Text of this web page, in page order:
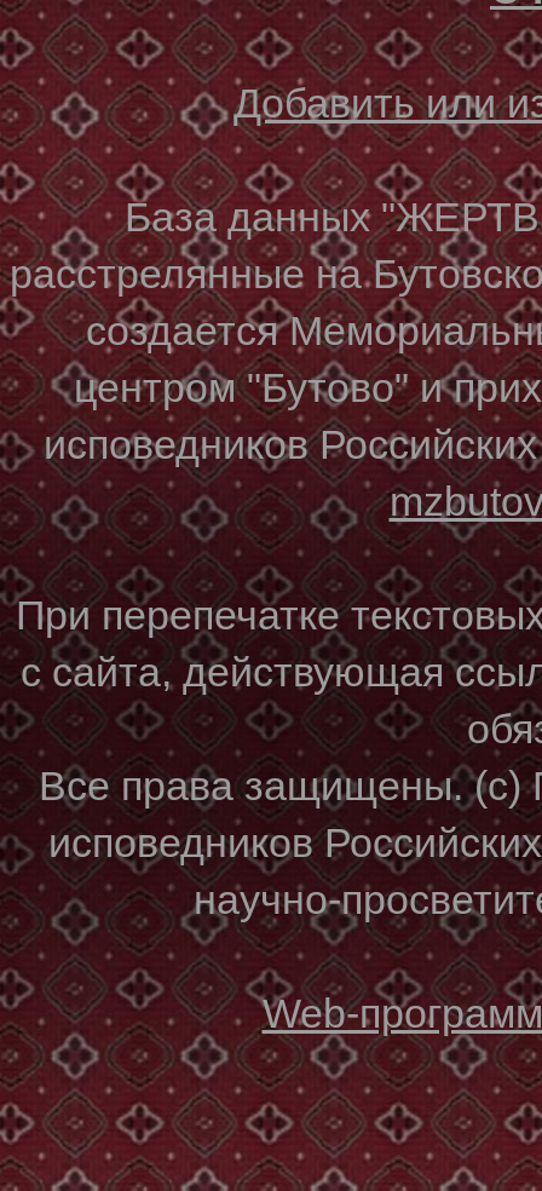
Добавить или
База данных
расстрелянные на
создается
центром "Бутово" и
исповедников
При перепечатке
с сайта, действующая
Все права защищены. (с)
исповедников
научно-
Web-